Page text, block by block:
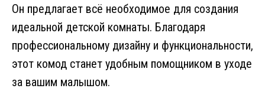
Он предлагает всё необходимое для создания
идеальной детской комнаты. Благодаря
профессиональному дизайну и функциональности,
этот комод станет удобным помощником в уходе
за вашим малышом.